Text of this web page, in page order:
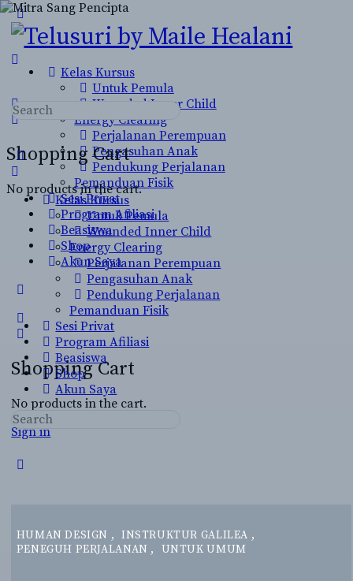
Toggle
Side
Panel
Kelas Kursus
Untuk Pemula
Wounded Inner Child
Energy Clearing
Perjalanan Perempuan
Pengasuhan Anak
Pendukung Perjalanan
Pemanduan Fisik
Sesi Privat
Program Afiliasi
Beasiswa
Shop
Akun Saya
More
options
Shopping Cart
No products in the cart.
Sign in
Shopping Cart
No products in the cart.
Search
for:
Kelas Kursus
Untuk Pemula
Wounded Inner Child
Energy Clearing
Perjalanan Perempuan
Pengasuhan Anak
Pendukung Perjalanan
Pemanduan Fisik
Sesi Privat
Program Afiliasi
Beasiswa
Shop
Akun Saya
Search
for:
HUMAN DESIGN , INSTRUKTUR GALILEA ,
PENEGUH PERJALANAN , UNTUK UMUM